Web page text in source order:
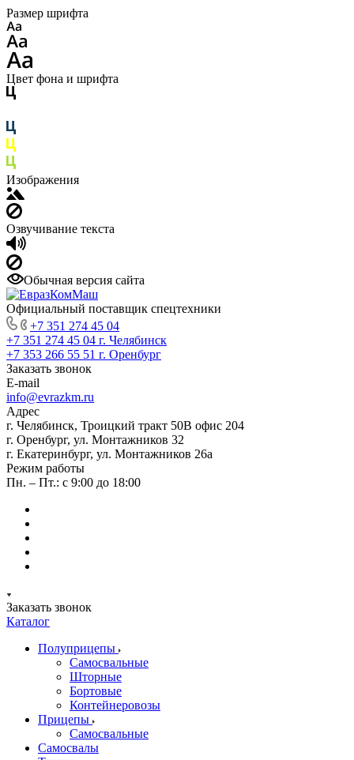
Размер шрифта
Цвет фона и шрифта
Изображения
Озвучивание текста
Обычная версия сайта
Официальный поставщик спецтехники
+7 351 274 45 04
+7 351 274 45 04 г. Челябинск
+7 353 266 55 51 г. Оренбург
Заказать звонок
E-mail
info@evrazkm.ru
Адрес
г. Челябинск, Троицкий тракт 50В офис 204
г. Оренбург, ул. Монтажников 32
г. Екатеринбург, ул. Монтажников 26а
Режим работы
Пн. – Пт.: с 9:00 до 18:00
Заказать звонок
Каталог
Полуприцепы
Самосвальные
Шторные
Бортовые
Контейнеровозы
Прицепы
Самосвальные
Самосвалы